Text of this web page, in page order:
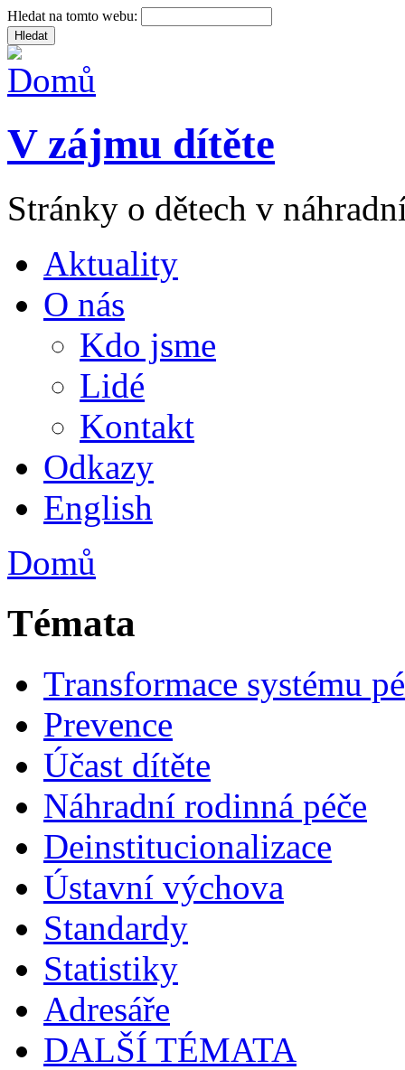
Hledat na tomto webu:
V zájmu dítěte
Stránky o dětech v
Aktuality
O nás
Kdo jsme
Lidé
Kontakt
Odkazy
English
Domů
Témata
Transformace systému
Prevence
Účast dítěte
Náhradní rodinná péče
Deinstitucionalizace
Ústavní výchova
Standardy
Statistiky
Adresáře
DALŠÍ TÉMATA